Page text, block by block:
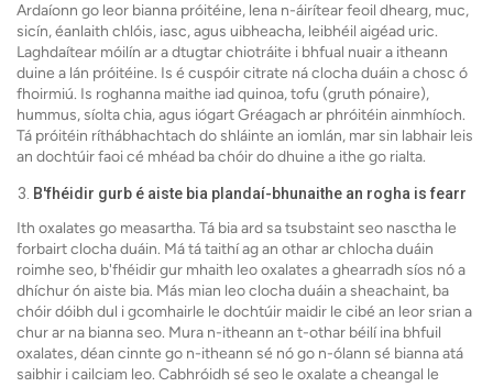
Ardaíonn go leor bianna próitéine, lena n-áirítear feoil dhearg, muc,
sicín, éanlaith chlóis, iasc, agus uibheacha, leibhéil aigéad uric.
Laghdaítear móilín ar a dtugtar chiotráite i bhfual nuair a itheann
duine a lán próitéine. Is é cuspóir citrate ná clocha duáin a chosc ó
fhoirmiú. Is roghanna maithe iad quinoa, tofu (gruth pónaire),
hummus, síolta chia, agus iógart Gréagach ar phróitéin ainmhíoch.
Tá próitéin ríthábhachtach do shláinte an iomlán, mar sin labhair leis
an dochtúir faoi cé mhéad ba chóir do dhuine a ithe go rialta.
B'fhéidir gurb é aiste bia plandaí-bhunaithe an rogha is fearr
Ith oxalates go measartha. Tá bia ard sa tsubstaint seo nasctha le
forbairt clocha duáin. Má tá taithí ag an othar ar chlocha duáin
roimhe seo, b'fhéidir gur mhaith leo oxalates a ghearradh síos nó a
dhíchur ón aiste bia. Más mian leo clocha duáin a sheachaint, ba
chóir dóibh dul i gcomhairle le dochtúir maidir le cibé an leor srian a
chur ar na bianna seo. Mura n-itheann an t-othar béilí ina bhfuil
oxalates, déan cinnte go n-itheann sé nó go n-ólann sé bianna atá
saibhir i cailciam leo. Cabhróidh sé seo le oxalate a cheangal le